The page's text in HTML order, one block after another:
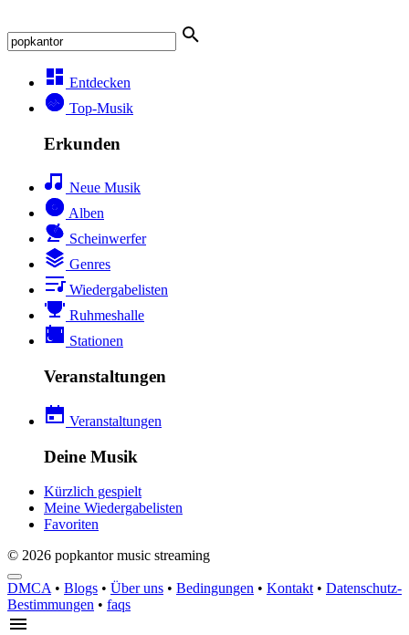
Entdecken
Top-Musik
Erkunden
Neue Musik
Alben
Scheinwerfer
Genres
Wiedergabelisten
Ruhmeshalle
Stationen
Veranstaltungen
Veranstaltungen
Deine Musik
Kürzlich gespielt
Meine Wiedergabelisten
Favoriten
© 2026 popkantor music streaming
DMCA • Blogs • Über uns • Bedingungen • Kontakt • Datenschutz-
Bestimmungen • faqs